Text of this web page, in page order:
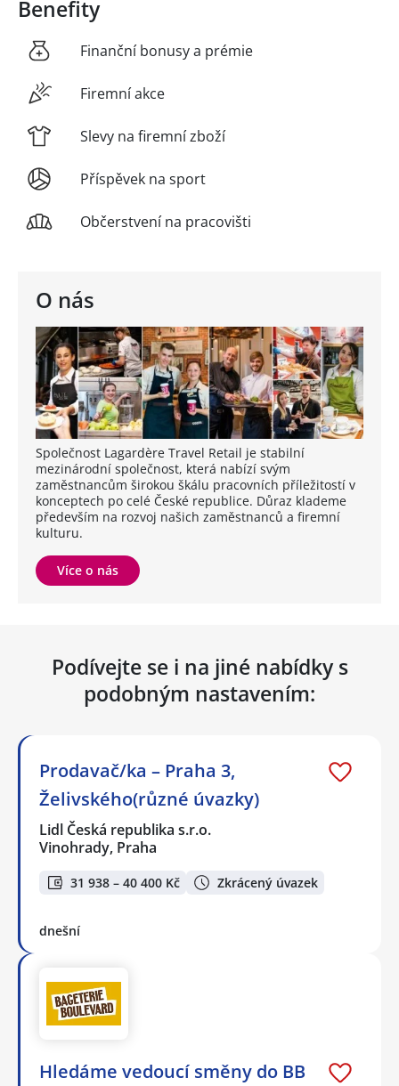
O nás
Společnost Lagardère Travel Retail je stabilní
mezinárodní společnost, která nabízí svým
zaměstnancům širokou škálu pracovních příležitostí v
konceptech po celé České republice. Důraz klademe
především na rozvoj našich zaměstnanců a firemní
kulturu.
Více o nás
Benefity
Finanční bonusy a prémie
Firemní akce
Slevy na firemní zboží
Příspěvek na sport
Občerstvení na pracovišti
Podívejte se i na jiné nabídky s
podobným nastavením:
Prodavač/ka – Praha 3,
Želivského(různé úvazky)
Lidl Česká republika s.r.o.
Vinohrady, Praha
31 938 – 40 400 Kč Zkrácený úvazek
dnešní
Hledáme vedoucí směny do BB